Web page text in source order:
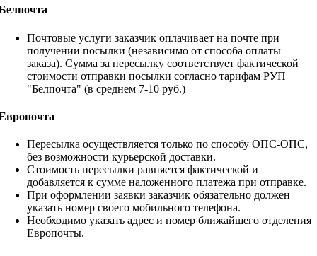
Почтовые услуги заказчик оплачивает на почте при
получении посылки (независимо от способа оплаты
заказа). Сумма за пересылку соответствует фактической
стоимости отправки посылки согласно тарифам РУП
"Белпочта" (в среднем 7-10 руб.)
Пересылка осуществляется только по способу ОПС-ОПС,
без возможности курьерской доставки.
Стоимость пересылки равняется фактической и
добавляется к сумме наложенного платежа при отправке.
При оформлении заявки заказчик обязательно должен
указать номер своего мобильного телефона.
Необходимо указать адрес и номер ближайшего отделения
Европочты.